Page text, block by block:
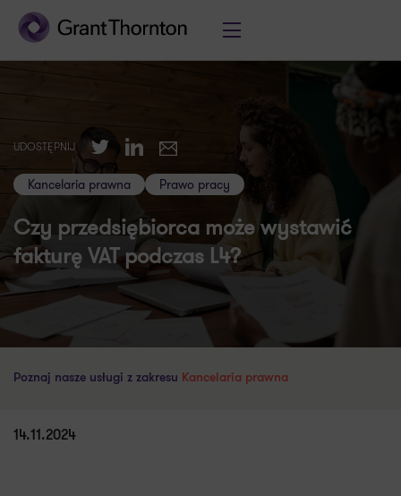
UDOSTĘPNIJ TwitterLinkedIn
E-mail
Kancelaria prawna Prawo pracy
Czy przedsiębiorca może wystawić
fakturę VAT podczas L4?
Poznaj nasze usługi z zakresu Kancelaria prawna
14.11.2024